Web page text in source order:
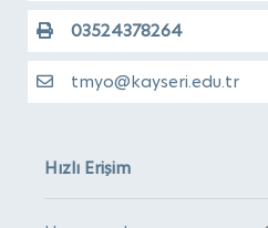
03524378264
tmyo@kayseri.edu.tr
Hızlı Erişim